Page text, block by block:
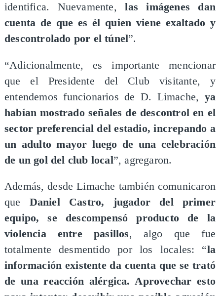
identifica. Nuevamente,las imágenes dan
cuenta de que es él quien viene exaltado y
descontrolado por el túnel”.
“Adicionalmente, es importante mencionar
que el Presidente del Club visitante, y
entendemos funcionarios de D. Limache, ya
habían mostrado señales de descontrol en el
sector preferencial del estadio, increpando a
un adulto mayor luego de una celebración
de un gol del club local”, agregaron.
Además, desde Limache también comunicaron
que Daniel Castro, jugador del primer
equipo, se descompensó producto de la
violencia entre pasillos, algo que fue
totalmente desmentido por los locales: “la
información existente da cuenta que se trató
de una reacción alérgica. Aprovechar esto